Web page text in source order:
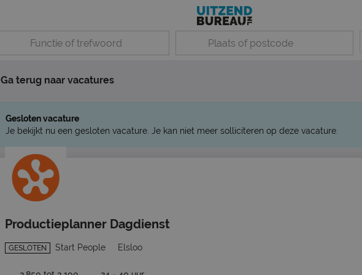
Ga terug naar vacatures
Gesloten vacature
Je bekijkt nu een gesloten vacature. Je kan niet meer solliciteren op deze vacature.
Productieplanner Dagdienst
GESLOTEN Start People Elsloo